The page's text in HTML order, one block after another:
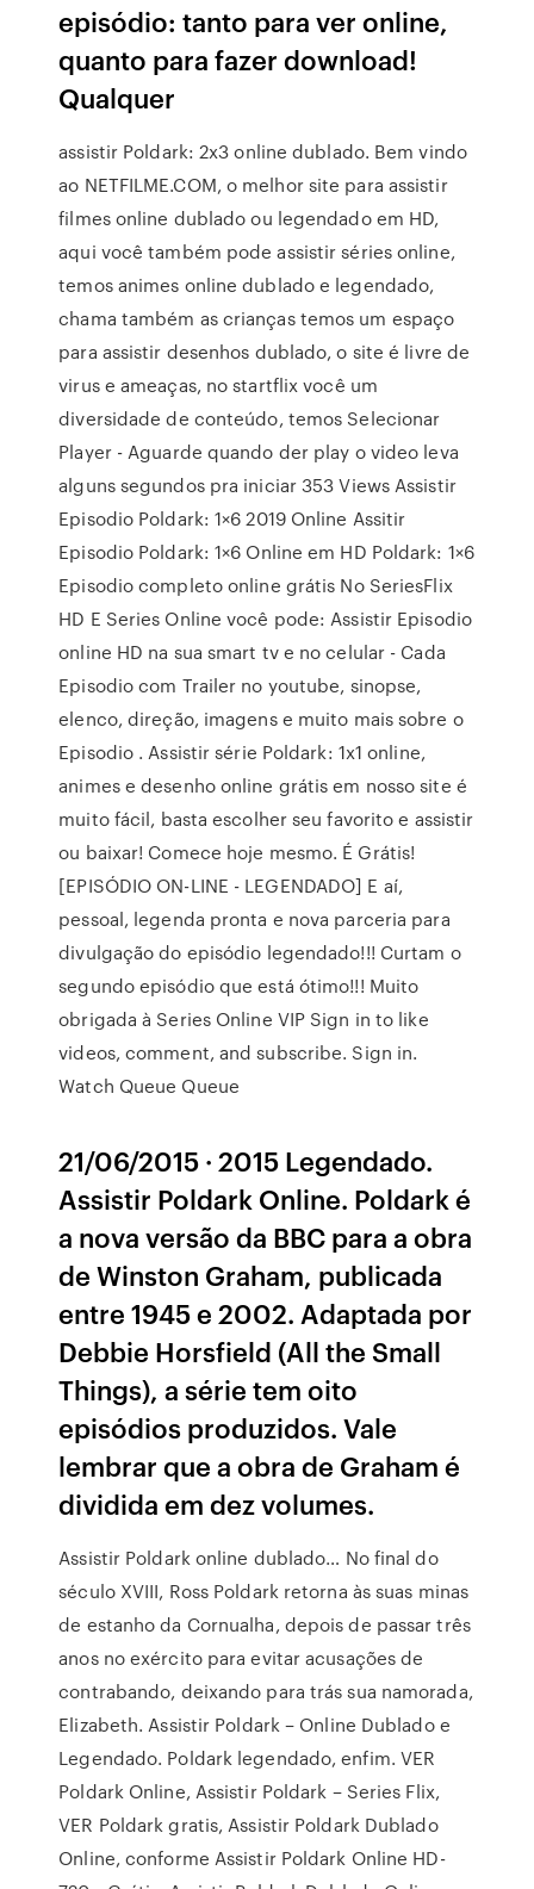
episódio: tanto para ver online,
quanto para fazer download!
Qualquer
assistir Poldark: 2x3 online dublado. Bem vindo
ao NETFILME.COM, o melhor site para assistir
filmes online dublado ou legendado em HD,
aqui você também pode assistir séries online,
temos animes online dublado e legendado,
chama também as crianças temos um espaço
para assistir desenhos dublado, o site é livre de
virus e ameaças, no startflix você um
diversidade de conteúdo, temos Selecionar
Player - Aguarde quando der play o video leva
alguns segundos pra iniciar 353 Views Assistir
Episodio Poldark: 1×6 2019 Online Assitir
Episodio Poldark: 1×6 Online em HD Poldark: 1×6
Episodio completo online grátis No SeriesFlix
HD E Series Online você pode: Assistir Episodio
online HD na sua smart tv e no celular - Cada
Episodio com Trailer no youtube, sinopse,
elenco, direção, imagens e muito mais sobre o
Episodio . Assistir série Poldark: 1x1 online,
animes e desenho online grátis em nosso site é
muito fácil, basta escolher seu favorito e assistir
ou baixar! Comece hoje mesmo. É Grátis!
[EPISÓDIO ON-LINE - LEGENDADO] E aí,
pessoal, legenda pronta e nova parceria para
divulgação do episódio legendado!!! Curtam o
segundo episódio que está ótimo!!! Muito
obrigada à Series Online VIP Sign in to like
videos, comment, and subscribe. Sign in.
Watch Queue Queue
21/06/2015 · 2015 Legendado.
Assistir Poldark Online. Poldark é
a nova versão da BBC para a obra
de Winston Graham, publicada
entre 1945 e 2002. Adaptada por
Debbie Horsfield (All the Small
Things), a série tem oito
episódios produzidos. Vale
lembrar que a obra de Graham é
dividida em dez volumes.
Assistir Poldark online dublado… No final do
século XVIII, Ross Poldark retorna às suas minas
de estanho da Cornualha, depois de passar três
anos no exército para evitar acusações de
contrabando, deixando para trás sua namorada,
Elizabeth. Assistir Poldark – Online Dublado e
Legendado. Poldark legendado, enfim. VER
Poldark Online, Assistir Poldark – Series Flix,
VER Poldark gratis, Assistir Poldark Dublado
Online, conforme Assistir Poldark Online HD-